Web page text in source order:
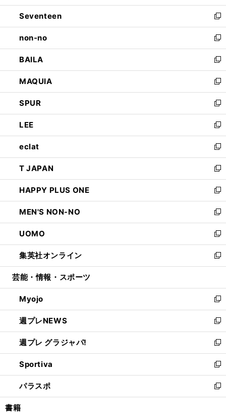
開
く
ウ
で
開
く
ン
ド
ウ
で
開
く
Seventeen
新
し
い
ウ
ィ
ン
ド
ウ
で
開
く
non-no
新
し
い
ウ
ィ
ン
ド
ウ
で
開
く
BAILA
新
し
い
ウ
ィ
ン
ド
ウ
で
開
く
MAQUIA
新
し
い
ウ
ィ
ン
ド
ウ
で
開
く
SPUR
新
し
い
ウ
ィ
ン
ド
ウ
で
開
く
LEE
新
し
い
ウ
ィ
ン
ド
ウ
で
開
く
eclat
新
し
い
ウ
ィ
ン
ド
ウ
で
開
く
T JAPAN
新
し
い
ウ
ィ
ン
ド
ウ
で
開
HAPPY PLUS ONE
新
し
い
ウ
ィ
ン
ド
ウ
開
く
MEN'S NON-NO
新
し
い
ウ
ィ
ン
ウ
で
開
く
UOMO
新
し
い
ウ
ン
ド
ウ
で
開
く
集英社オンライン
新
し
ウ
ィ
ン
ド
ウ
で
開
く
芸能・情報・スポーツ
Myojo
新
し
い
ウ
ィ
ン
ド
ウ
で
開
週プレNEWS
新
し
い
ウ
ィ
ン
ド
ウ
週プレ グラジャパ!
新
し
い
ウ
ィ
ン
Sportiva
新
し
い
ウ
パラスポ
新
し
書籍